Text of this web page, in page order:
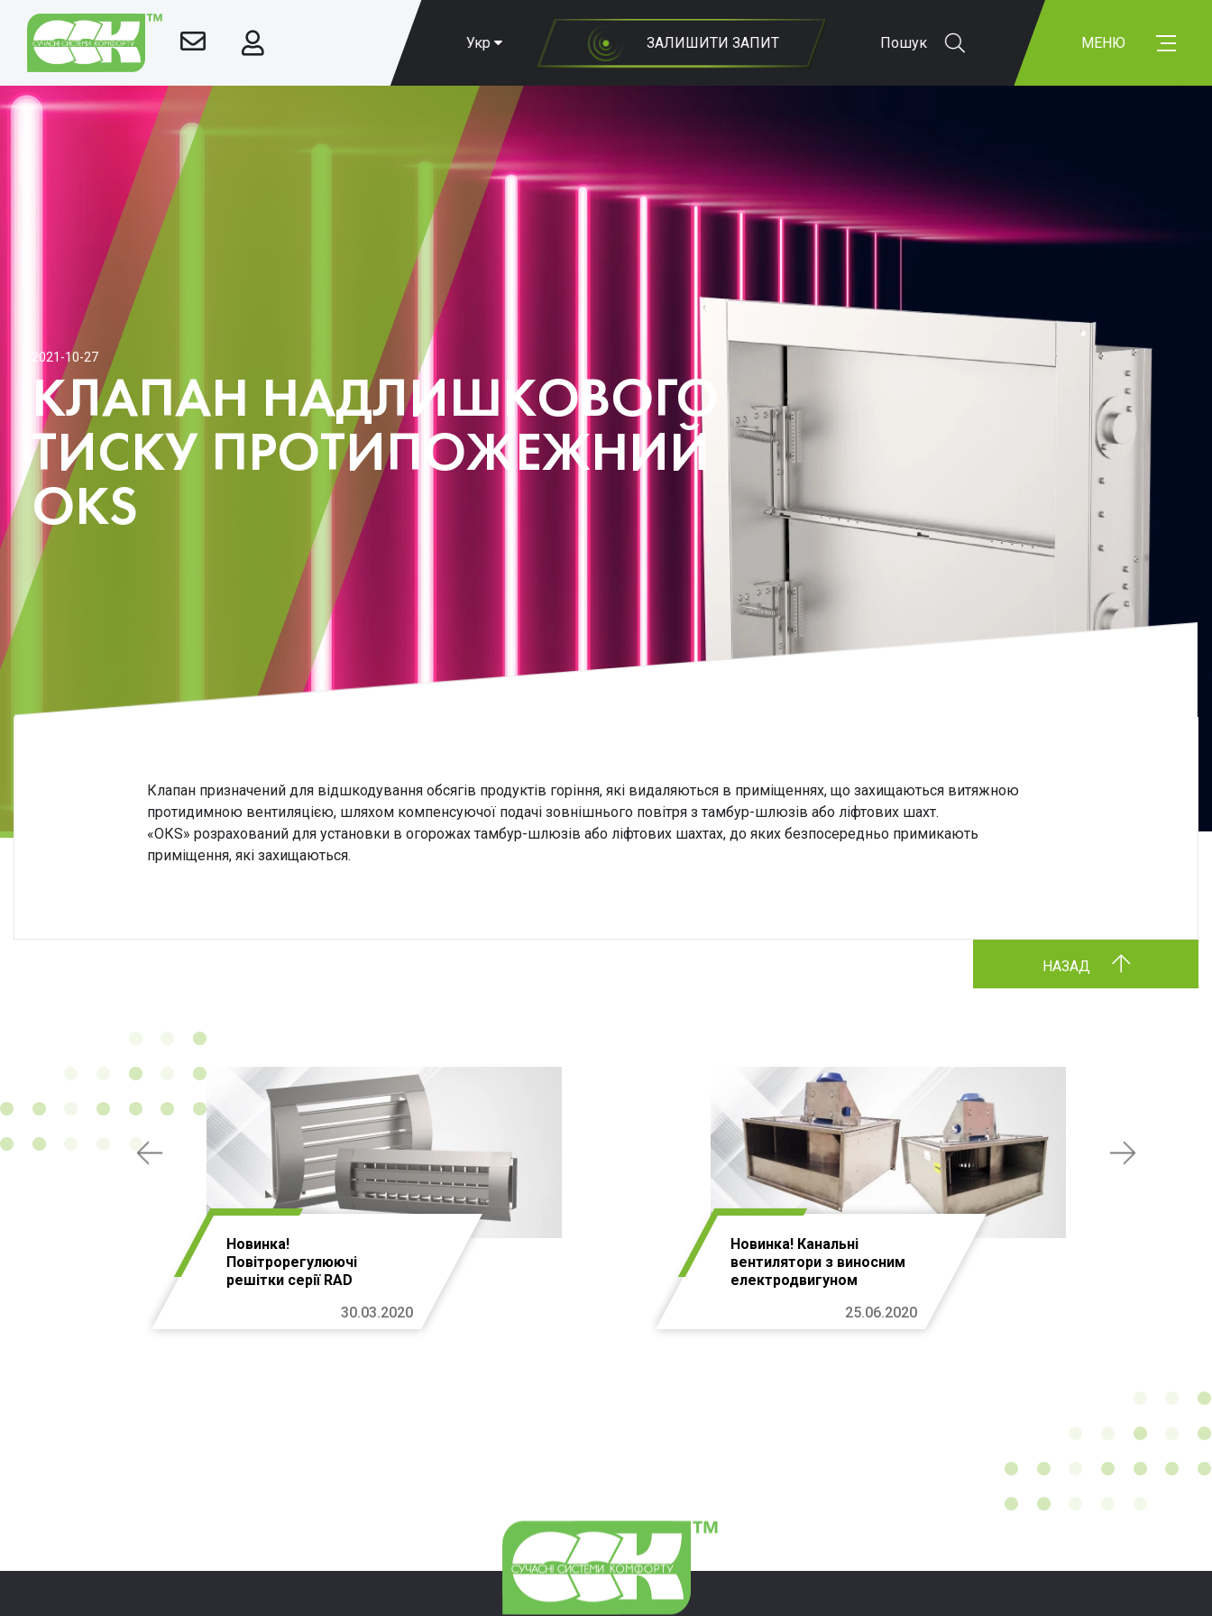
Укр ЗАЛИШИТИ ЗАПИТ Пошук МЕНЮ
2021-10-27
КЛАПАН НАДЛИШКОВОГО
ТИСКУ ПРОТИПОЖЕЖНИЙ
OKS
Клапан призначений для відшкодування обсягів продуктів горіння, які видаляються в приміщеннях, що захищаються витяжною
протидимною вентиляцією, шляхом компенсуючої подачі зовнішнього повітря з тамбур-шлюзів або ліфтових шахт.
‎«‎ОКS‎» ‎розрахований для установки в огорожах тамбур-шлюзів або ліфтових шахтах, до яких безпосередньо примикають
приміщення, які захищаються.
НАЗАД
Новинка!
Повітрорегулюючі
решітки серії RAD
30.03.2020
Новинка! Канальні
вентилятори з виносним
електродвигуном
25.06.2020